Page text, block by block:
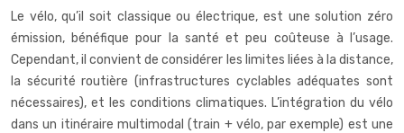
Le vélo, qu’il soit classique ou électrique, est une solution zéro
émission, bénéfique pour la santé et peu coûteuse à l’usage.
Cependant, il convient de considérer les limites liées à la distance,
la sécurité routière (infrastructures cyclables adéquates sont
nécessaires), et les conditions climatiques. L’intégration du vélo
dans un itinéraire multimodal (train + vélo, par exemple) est une